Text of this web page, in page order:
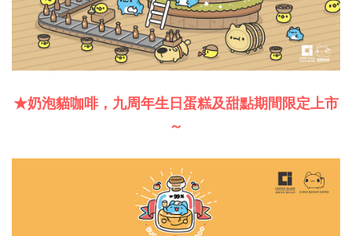
★奶泡貓咖啡，九周年生日蛋糕及甜點期間限定上市
～